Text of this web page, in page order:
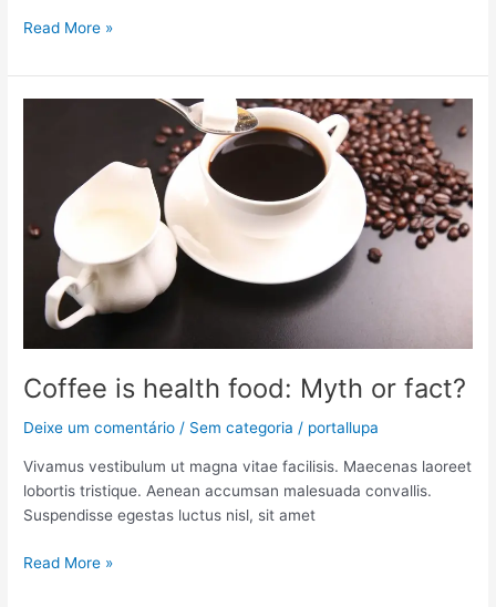
Read More »
Coffee is health food: Myth or fact?
Deixe um comentário / Sem categoria / portallupa
Vivamus vestibulum ut magna vitae facilisis. Maecenas laoreet
lobortis tristique. Aenean accumsan malesuada convallis.
Suspendisse egestas luctus nisl, sit amet
Myth
or
fact?
Read More »